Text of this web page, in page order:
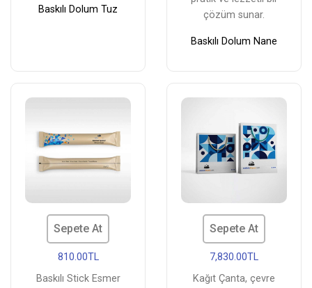
Baskılı Dolum Tuz
çözüm sunar.
Baskılı Dolum Nane
Sepete At
810.00TL
Baskılı Stick Esmer
Sepete At
7,830.00TL
Kağıt Çanta, çevre